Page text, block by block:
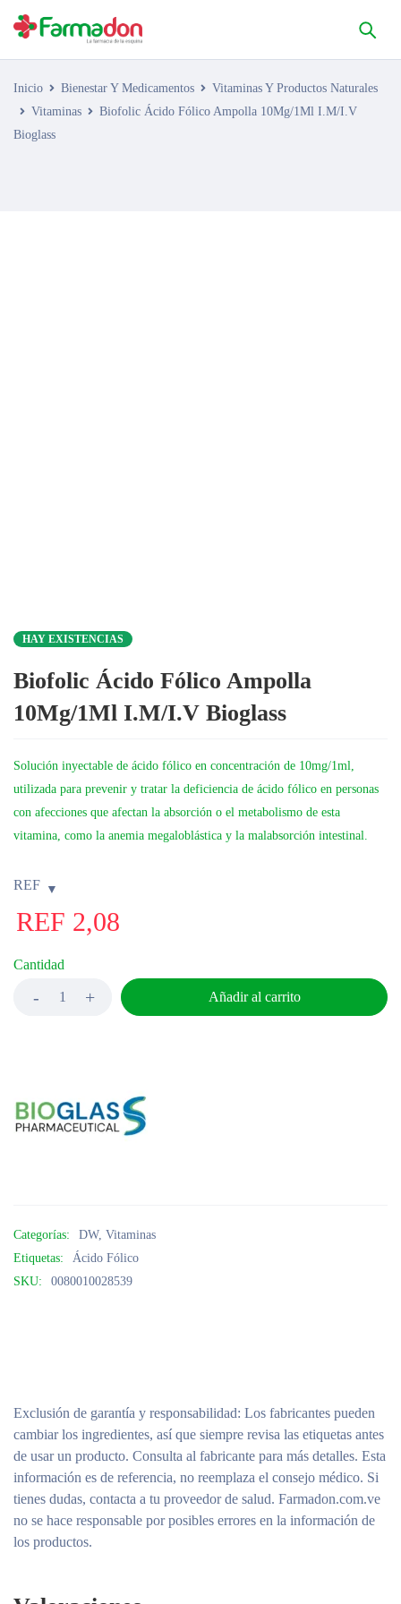
Inicio Bienestar Y Medicamentos
Vitaminas Y Productos Naturales
Vitaminas
Biofolic Ácido Fólico Ampolla 10Mg/1Ml I.M/I.V
Bioglass
HAY EXISTENCIAS
Biofolic Ácido Fólico Ampolla
10Mg/1Ml I.M/I.V Bioglass
Solución inyectable de ácido fólico en concentración de 10mg/1ml,
utilizada para prevenir y tratar la deficiencia de ácido fólico en personas
con afecciones que afectan la absorción o el metabolismo de esta
vitamina, como la anemia megaloblástica y la malabsorción intestinal.
REF
REF 2,08
Cantidad
Añadir al carrito
Categorías: DW, Vitaminas
Etiquetas:
Ácido Fólico
SKU:
0080010028539
Exclusión de garantía y responsabilidad: Los fabricantes pueden
cambiar los ingredientes, así que siempre revisa las etiquetas antes
de usar un producto. Consulta al fabricante para más detalles. Esta
información es de referencia, no reemplaza el consejo médico. Si
tienes dudas, contacta a tu proveedor de salud. Farmadon.com.ve
no se hace responsable por posibles errores en la información de
los productos.